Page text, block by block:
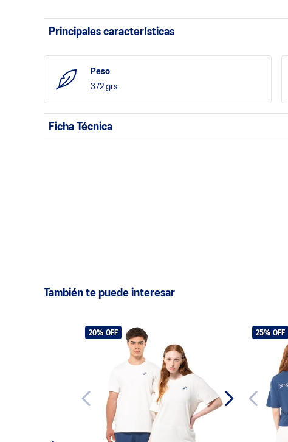
Principales características
Peso
372 grs
Ficha Técnica
También te puede interesar
20% OFF 25% OFF